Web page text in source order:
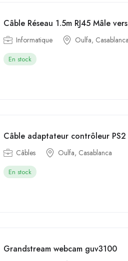
Câble Réseau 1.5m RJ45 Mâle
Informatique Oulfa, Casablanca
En stock
Câble adaptateur contrôleur PS2
Câbles Oulfa, Casablanca
En stock
Grandstream webcam guv3100